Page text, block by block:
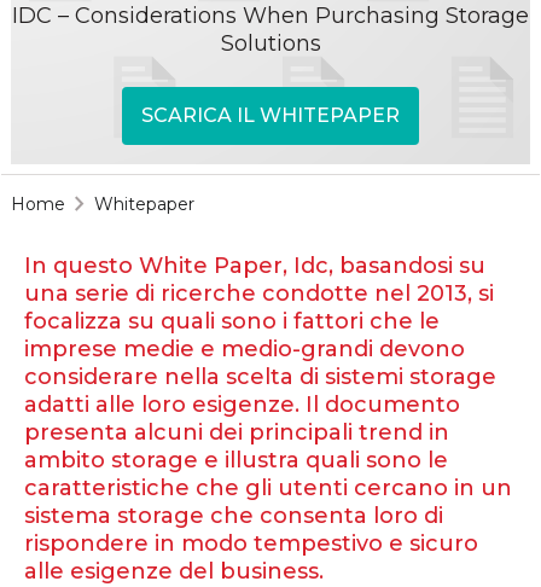
IDC – Considerations When Purchasing Storage
Solutions
SCARICA IL WHITEPAPER
Home Whitepaper
In questo White Paper, Idc, basandosi su
una serie di ricerche condotte nel 2013, si
focalizza su quali sono i fattori che le
imprese medie e medio-grandi devono
considerare nella scelta di sistemi storage
adatti alle loro esigenze. Il documento
presenta alcuni dei principali trend in
ambito storage e illustra quali sono le
caratteristiche che gli utenti cercano in un
sistema storage che consenta loro di
rispondere in modo tempestivo e sicuro
alle esigenze del business.